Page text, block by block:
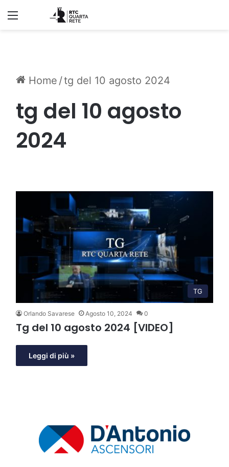
Home /tg del 10 agosto 2024
tg del 10 agosto
2024
TG
Orlando Savarese Agosto 10, 2024 0
Tg del 10 agosto 2024 [VIDEO]
Leggi di più »